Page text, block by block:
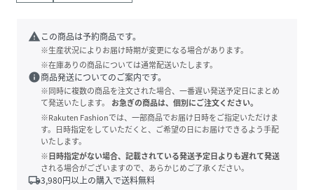
warning この商品は予約商品です。
※生産状況によりお届け時期が変更になる場合があります。
※在庫ありの商品については通常配送いたします。
info商品発送についてのご案内です。
※同時に複数の商品を注文された場合、一番遅い発送予定日にまとめ
て発送いたします。
お急ぎの商品は、個別にご注文ください。
※Rakuten Fashionでは、一部商品でお届け日時をご指定いただけま
す。日時指定をしていただくと、ご希望の日にお届けできるよう手配
いたします。
※日時指定がない場合、記載されている発送予定日よりも遅れて発送
される場合がございますので、あらかじめご了承ください。
local_shipping3,980円以上の購入で送料無料